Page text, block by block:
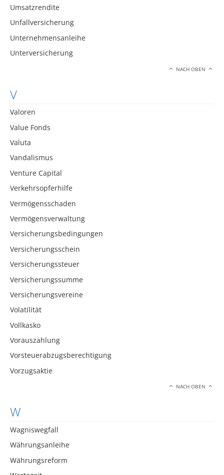
Umsatzrendite
Unfallversicherung
Unternehmensanleihe
Unterversicherung
NACH OBEN
V
Valoren
Value Fonds
Valuta
Vandalismus
Venture Capital
Verkehrsopferhilfe
Vermögensschaden
Vermögensverwaltung
Versicherungsbedingungen
Versicherungsschein
Versicherungssteuer
Versicherungssumme
Versicherungsvereine
Volatilität
Vollkasko
Vorauszahlung
Vorsteuerabzugsberechtigung
Vorzugsaktie
NACH OBEN
W
Wagniswegfall
Währungsanleihe
Währungsreform